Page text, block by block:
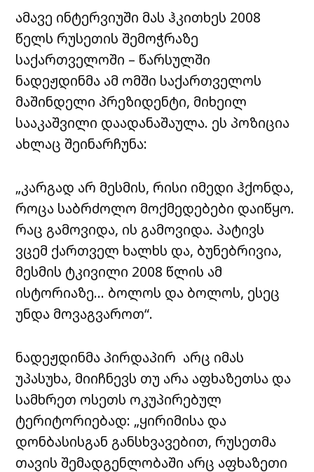
ამავე ინტერვიუში მას ჰკითხეს 2008
წელს რუსეთის შემოჭრაზე
საქართველოში – წარსულში
ნადეჟდინმა ამ ომში საქართველოს
მაშინდელი პრეზიდენტი, მიხეილ
სააკაშვილი დაადანაშაულა. ეს პოზიცია
ახლაც შეინარჩუნა:
„კარგად არ მესმის, რისი იმედი ჰქონდა,
როცა საბრძოლო მოქმედებები დაიწყო.
რაც გამოვიდა, ის გამოვიდა. პატივს
ვცემ ქართველ ხალხს და, ბუნებრივია,
მესმის ტკივილი 2008 წლის ამ
ისტორიაზე… ბოლოს და ბოლოს, ესეც
უნდა მოვაგვაროთ“.
ნადეჟდინმა პირდაპირ არც იმას
უპასუხა, მიიჩნევს თუ არა აფხაზეთსა და
სამხრეთ ოსეთს ოკუპირებულ
ტერიტორიებად: „ყირიმისა და
დონბასისგან განსხვავებით, რუსეთმა
თავის შემადგენლობაში არც აფხაზეთი